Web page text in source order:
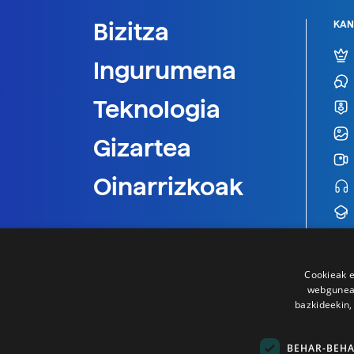
Bizitza
Ingurumena
Teknologia
Gizartea
Oinarrizkoak
Cookieak
BEHAR-